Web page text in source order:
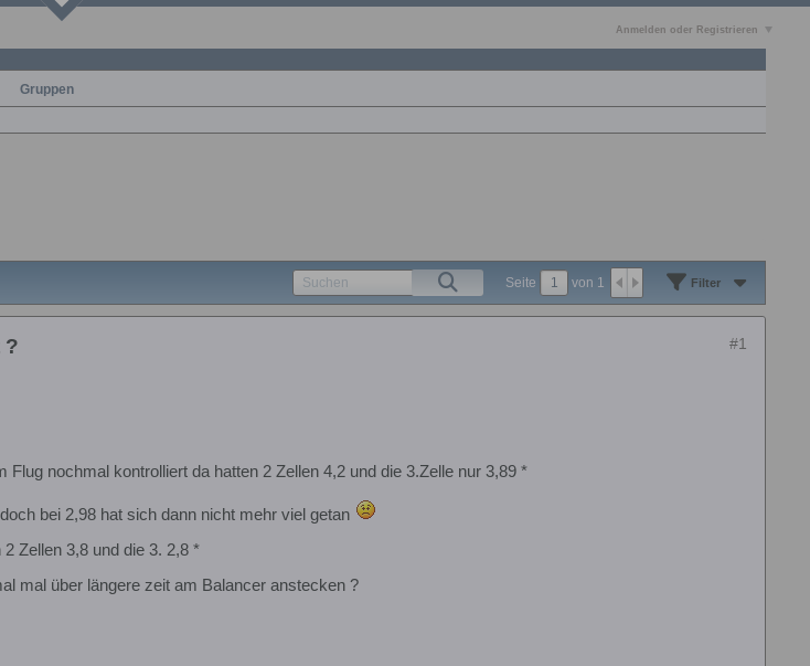
Anmelden oder Registrieren
Gruppen
Seite von 1 Filter
#1
?
Flug nochmal kontrolliert da hatten 2 Zellen 4,2 und die 3.Zelle nur 3,89 *
bei 2,98 hat sich dann nicht mehr viel getan
Zellen 3,8 und die 3. 2,8 *
mal über längere zeit am Balancer anstecken ?